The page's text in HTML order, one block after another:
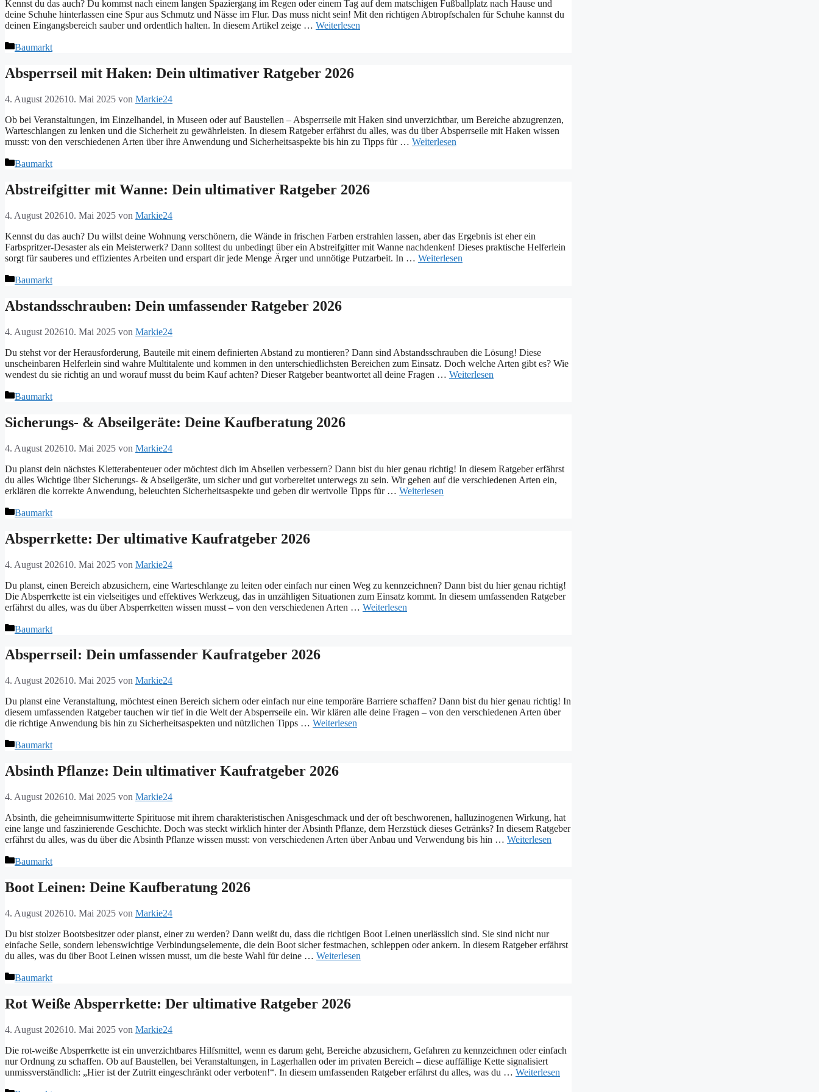
Kennst du das auch? Du kommst nach einem langen Spaziergang im Regen oder einem Tag auf dem matschigen Fußballplatz nach Hause und
deine Schuhe hinterlassen eine Spur aus Schmutz und Nässe im Flur. Das muss nicht sein! Mit den richtigen Abtropfschalen für Schuhe kannst du
deinen Eingangsbereich sauber und ordentlich halten. In diesem Artikel zeige … Weiterlesen
Kategorien
Baumarkt
Absperrseil mit Haken: Dein ultimativer Ratgeber 2026
4. August 202610. Mai 2025 von Markie24
Ob bei Veranstaltungen, im Einzelhandel, in Museen oder auf Baustellen – Absperrseile mit Haken sind unverzichtbar, um Bereiche abzugrenzen,
Warteschlangen zu lenken und die Sicherheit zu gewährleisten. In diesem Ratgeber erfährst du alles, was du über Absperrseile mit Haken wissen
musst: von den verschiedenen Arten über ihre Anwendung und Sicherheitsaspekte bis hin zu Tipps für … Weiterlesen
Kategorien
Baumarkt
Abstreifgitter mit Wanne: Dein ultimativer Ratgeber 2026
4. August 202610. Mai 2025 von Markie24
Kennst du das auch? Du willst deine Wohnung verschönern, die Wände in frischen Farben erstrahlen lassen, aber das Ergebnis ist eher ein
Farbspritzer-Desaster als ein Meisterwerk? Dann solltest du unbedingt über ein Abstreifgitter mit Wanne nachdenken! Dieses praktische Helferlein
sorgt für sauberes und effizientes Arbeiten und erspart dir jede Menge Ärger und unnötige Putzarbeit. In … Weiterlesen
Kategorien
Baumarkt
Abstandsschrauben: Dein umfassender Ratgeber 2026
4. August 202610. Mai 2025 von Markie24
Du stehst vor der Herausforderung, Bauteile mit einem definierten Abstand zu montieren? Dann sind Abstandsschrauben die Lösung! Diese
unscheinbaren Helferlein sind wahre Multitalente und kommen in den unterschiedlichsten Bereichen zum Einsatz. Doch welche Arten gibt es? Wie
wendest du sie richtig an und worauf musst du beim Kauf achten? Dieser Ratgeber beantwortet all deine Fragen … Weiterlesen
Kategorien
Baumarkt
Sicherungs- & Abseilgeräte: Deine Kaufberatung 2026
4. August 202610. Mai 2025 von Markie24
Du planst dein nächstes Kletterabenteuer oder möchtest dich im Abseilen verbessern? Dann bist du hier genau richtig! In diesem Ratgeber erfährst
du alles Wichtige über Sicherungs- & Abseilgeräte, um sicher und gut vorbereitet unterwegs zu sein. Wir gehen auf die verschiedenen Arten ein,
erklären die korrekte Anwendung, beleuchten Sicherheitsaspekte und geben dir wertvolle Tipps für … Weiterlesen
Kategorien
Baumarkt
Absperrkette: Der ultimative Kaufratgeber 2026
4. August 202610. Mai 2025 von Markie24
Du planst, einen Bereich abzusichern, eine Warteschlange zu leiten oder einfach nur einen Weg zu kennzeichnen? Dann bist du hier genau richtig!
Die Absperrkette ist ein vielseitiges und effektives Werkzeug, das in unzähligen Situationen zum Einsatz kommt. In diesem umfassenden Ratgeber
erfährst du alles, was du über Absperrketten wissen musst – von den verschiedenen Arten … Weiterlesen
Kategorien
Baumarkt
Absperrseil: Dein umfassender Kaufratgeber 2026
4. August 202610. Mai 2025 von Markie24
Du planst eine Veranstaltung, möchtest einen Bereich sichern oder einfach nur eine temporäre Barriere schaffen? Dann bist du hier genau richtig! In
diesem umfassenden Ratgeber tauchen wir tief in die Welt der Absperrseile ein. Wir klären alle deine Fragen – von den verschiedenen Arten über
die richtige Anwendung bis hin zu Sicherheitsaspekten und nützlichen Tipps … Weiterlesen
Kategorien
Baumarkt
Absinth Pflanze: Dein ultimativer Kaufratgeber 2026
4. August 202610. Mai 2025 von Markie24
Absinth, die geheimnisumwitterte Spirituose mit ihrem charakteristischen Anisgeschmack und der oft beschworenen, halluzinogenen Wirkung, hat
eine lange und faszinierende Geschichte. Doch was steckt wirklich hinter der Absinth Pflanze, dem Herzstück dieses Getränks? In diesem Ratgeber
erfährst du alles, was du über die Absinth Pflanze wissen musst: von verschiedenen Arten über Anbau und Verwendung bis hin … Weiterlesen
Kategorien
Baumarkt
Boot Leinen: Deine Kaufberatung 2026
4. August 202610. Mai 2025 von Markie24
Du bist stolzer Bootsbesitzer oder planst, einer zu werden? Dann weißt du, dass die richtigen Boot Leinen unerlässlich sind. Sie sind nicht nur
einfache Seile, sondern lebenswichtige Verbindungselemente, die dein Boot sicher festmachen, schleppen oder ankern. In diesem Ratgeber erfährst
du alles, was du über Boot Leinen wissen musst, um die beste Wahl für deine … Weiterlesen
Kategorien
Baumarkt
Rot Weiße Absperrkette: Der ultimative Ratgeber 2026
4. August 202610. Mai 2025 von Markie24
Die rot-weiße Absperrkette ist ein unverzichtbares Hilfsmittel, wenn es darum geht, Bereiche abzusichern, Gefahren zu kennzeichnen oder einfach
nur Ordnung zu schaffen. Ob auf Baustellen, bei Veranstaltungen, in Lagerhallen oder im privaten Bereich – diese auffällige Kette signalisiert
unmissverständlich: „Hier ist der Zutritt eingeschränkt oder verboten!“. In diesem umfassenden Ratgeber erfährst du alles, was du … Weiterlesen